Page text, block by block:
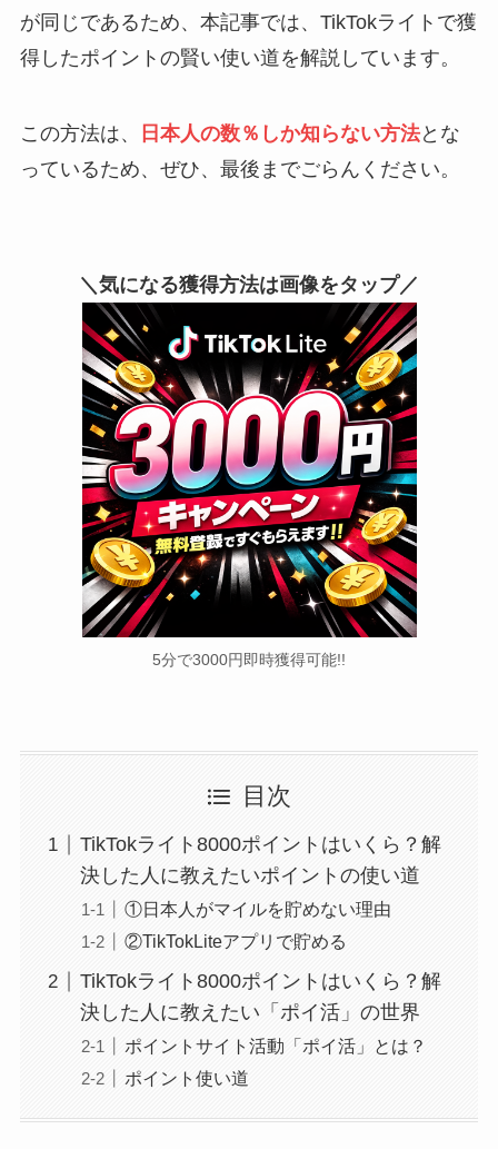
が同じであるため、本記事では、TikTokライトで獲
得したポイントの賢い使い道を解説しています。
この方法は、 日本人の数％しか知らない方法とな
っているため、ぜひ、最後までごらんください。
＼気になる獲得方法は画像をタップ／
5分で3000円即時獲得可能!!
目次
TikTokライト8000ポイントはいくら？解
決した人に教えたいポイントの使い道
①日本人がマイルを貯めない理由
②TikTokLiteアプリで貯める
TikTokライト8000ポイントはいくら？解
決した人に教えたい「ポイ活」の世界
ポイントサイト活動「ポイ活」とは？
ポイント使い道